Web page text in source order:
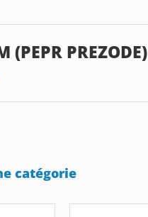
(PEPR PREZODE)
catégorie